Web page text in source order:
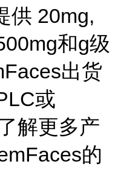
供 20mg,
和g级
出货
或
解更多产
的